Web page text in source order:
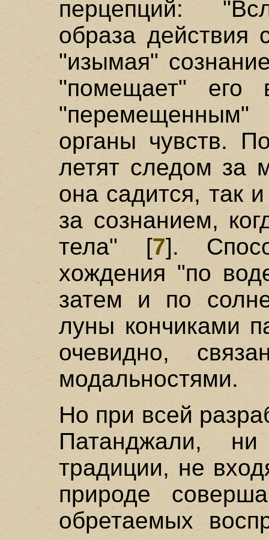
перцепций:
образа действия
"изымая"
"помещает"
"перемещенным"
органы чувств.
летят следом за
она садится, так
за сознанием,
тела" [7].
хождения "по
затем и по
луны кончиками
очевидно,
модальностями.
Но при всей
Патанджали,
традиции, не
природе
обретаемых